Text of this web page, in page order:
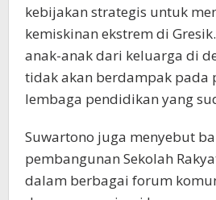
kebijakan strategis untuk
kemiskinan ekstrem di
anak-anak dari keluarga di
tidak akan berdampak pada
lembaga pendidikan yang
Suwartono juga menyebut
pembangunan Sekolah
dalam berbagai forum